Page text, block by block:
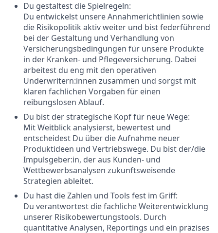
Du gestaltest die Spielregeln:
Du entwickelst unsere Annahmerichtlinien sowie
die Risikopolitik aktiv weiter und bist federführend
bei der Gestaltung und Verhandlung von
Versicherungsbedingungen für unsere Produkte
in der Kranken- und Pflegeversicherung. Dabei
arbeitest du eng mit den operativen
Underwritern:innen zusammen und sorgst mit
klaren fachlichen Vorgaben für einen
reibungslosen Ablauf.
Du bist der strategische Kopf für neue Wege:
Mit Weitblick analysierst, bewertest und
entscheidest Du über die Aufnahme neuer
Produktideen und Vertriebswege. Du bist der/die
Impulsgeber:in, der aus Kunden- und
Wettbewerbsanalysen zukunftsweisende
Strategien ableitet.
Du hast die Zahlen und Tools fest im Griff:
Du verantwortest die fachliche Weiterentwicklung
unserer Risikobewertungstools. Durch
quantitative Analysen, Reportings und ein präzises